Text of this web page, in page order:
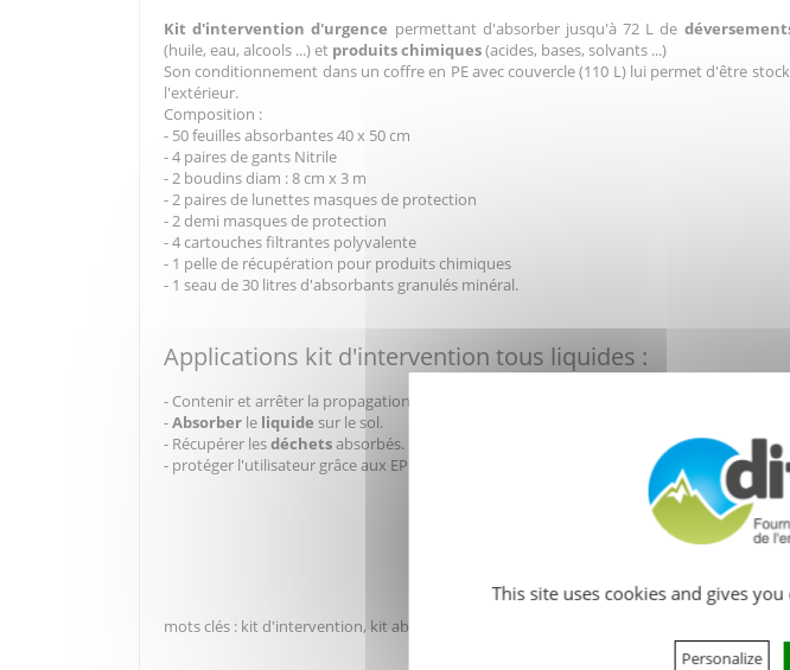
Kit d'intervention d'urgence permettant d'absorber jusqu'à 72 L de
(huile, eau, alcools ...) et produits chimiques(acides, bases, solvants ...)
Son conditionnement dans un coffre en PE avec couvercle (110 L) lui permet d'être
l'extérieur.
Composition :
- 50 feuilles absorbantes 40 x 50 cm
- 4 paires de gants Nitrile
- 2 boudins diam : 8 cm x 3 m
- 2 paires de lunettes masques de protection
- 2 demi masques de protection
- 4 cartouches filtrantes polyvalente
- 1 pelle de récupération pour produits chimiques
- 1 seau de 30 litres d'absorbants granulés minéral.
Applications kit d'intervention tous liquides :
- Contenir et arrêter la propagation de la
-Absorber le liquide sur le sol.
- Récupérer lesdéchetsabsorbés.
- protéger l'utilisateur grâce aux EPI
mots clés : kit d'intervention, kit absorbant en coffre, anti-pollution, tous liquides,
This site uses cookies and gives
Personalize